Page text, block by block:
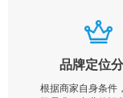
品牌定位
根据商家自身条件